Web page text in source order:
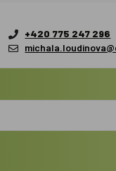
+420 775 247 296